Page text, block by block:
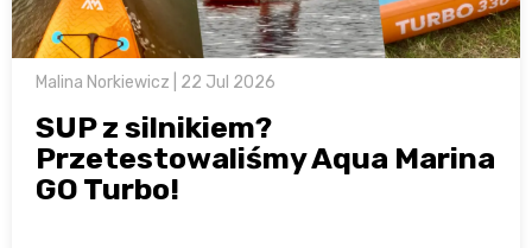
Malina Norkiewicz | 22 Jul 2026
SUP z silnikiem?
Przetestowaliśmy Aqua Marina
GO Turbo!